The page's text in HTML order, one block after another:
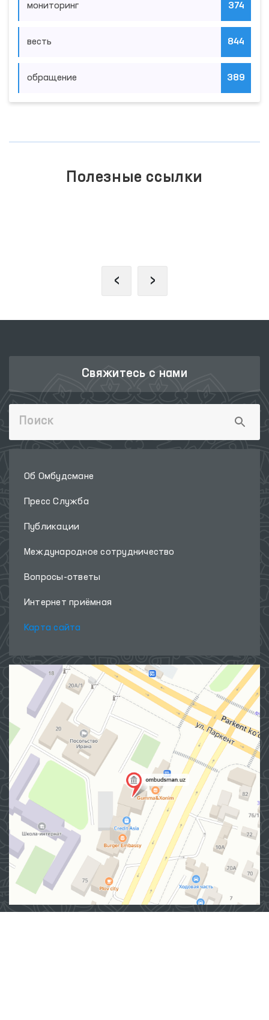
мониторинг 374
весть 844
обращение 389
Полезные ссылки
‹ ›
Свяжитесь с нами
Об Омбудсмане
Пресс Служба
Публикации
Международное сотрудничество
Вопросы-ответы
Интернет приёмная
Карта сайта